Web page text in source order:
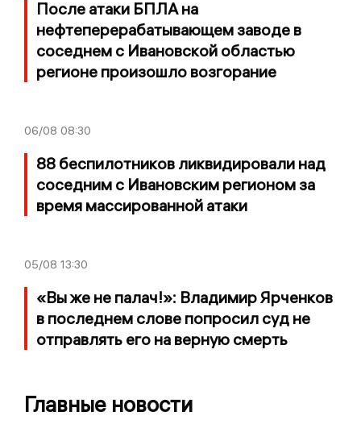
После атаки БПЛА на
нефтеперерабатывающем заводе в
соседнем с Ивановской областью
регионе произошло возгорание
06/08 08:30
88 беспилотников ликвидировали над
соседним с Ивановским регионом за
время массированной атаки
05/08 13:30
«Вы же не палач!»: Владимир Ярченков
в последнем слове попросил суд не
отправлять его на верную смерть
Главные новости